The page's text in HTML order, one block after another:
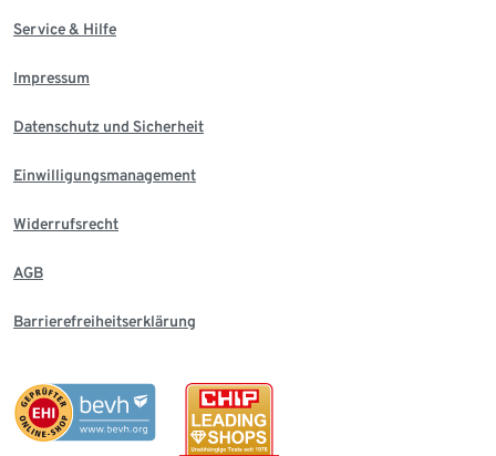
Service & Hilfe
Impressum
Datenschutz und Sicherheit
Einwilligungsmanagement
Widerrufsrecht
AGB
Barrierefreiheitserklärung